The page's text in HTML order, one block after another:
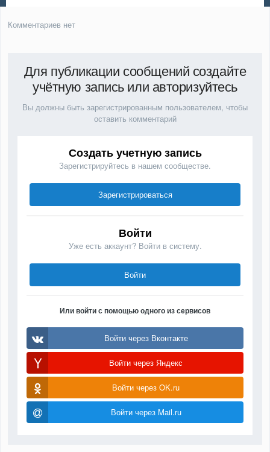
Комментариев нет
Для публикации сообщений создайте
учётную запись или авторизуйтесь
Вы должны быть зарегистрированным пользователем, чтобы
оставить комментарий
Создать учетную запись
Зарегистрируйтесь в нашем сообществе.
Зарегистрироваться
Войти
Уже есть аккаунт? Войти в систему.
Войти
Или войти с помощью одного из сервисов
Войти через Вконтакте
Войти через Яндекс
Войти через OK.ru
Войти через Mail.ru